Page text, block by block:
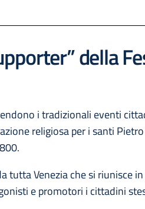
della
i tradizionali eventi
religiosa per i santi
Venezia che si riunisce
e promotori i cittadini